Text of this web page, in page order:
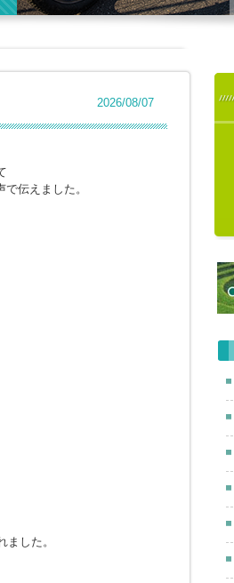
2026/08/07
伝えました。
した。